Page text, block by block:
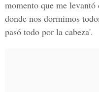
momento que me
donde nos dormimos
pasó todo por la cabeza'.